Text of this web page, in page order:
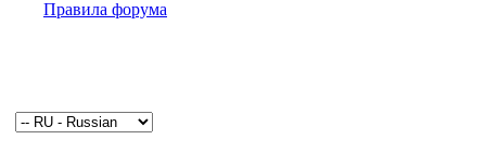
Правила форума